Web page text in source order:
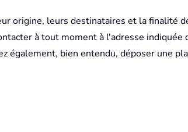
origine, leurs destinataires et la finalité
à tout moment à l'adresse indiquée
également, bien entendu, déposer une